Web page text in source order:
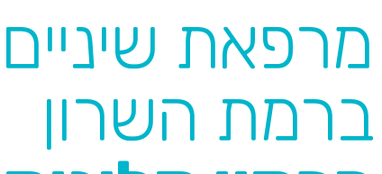
מרפאת שיניים
ברמת השרון